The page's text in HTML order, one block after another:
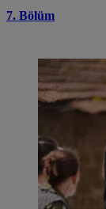
7. Bölüm